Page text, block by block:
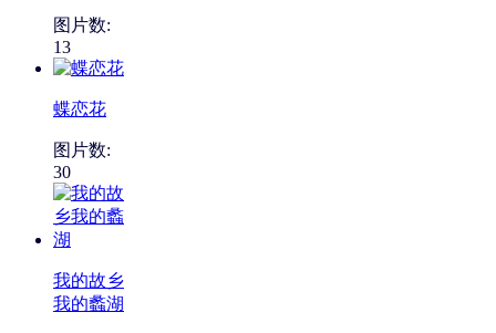
图片数:
13
蝶恋花
图片数:
30
我的故乡
我的蠡湖